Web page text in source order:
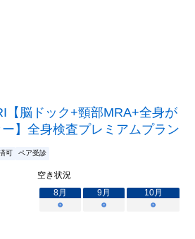
【脳ドック+頸部MRA+全身が
】全身検査プレミアムプラン
可 ペア受診
空き状況
8月 9月 10月
○
○ ○